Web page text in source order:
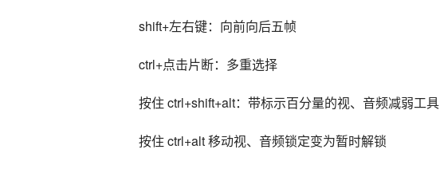
shift+左右键：向前向后五帧
ctrl+点击片断：多重选择
按住 ctrl+shift+alt：带标示百分量的视、音频减弱工具
按住 ctrl+alt 移动视、音频锁定变为暂时解锁